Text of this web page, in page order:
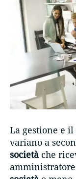
La gestione e
variano a
societàche